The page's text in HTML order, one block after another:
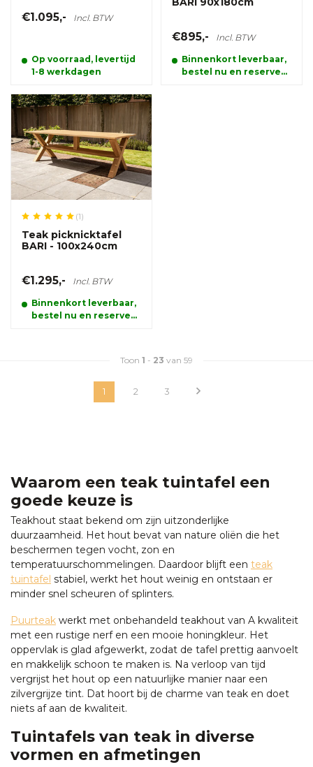
€1.095,- Incl. BTW
Op voorraad, levertijd
1-8 werkdagen
€895,- Incl. BTW
Binnenkort leverbaar,
bestel nu en reserveer
(1)
Teak picknicktafel
BARI - 100x240cm
€1.295,- Incl. BTW
Binnenkort leverbaar,
bestel nu en reserveer
Toon 1 - 23 van 59
1 2 3
Waarom een teak tuintafel een
goede keuze is
Teakhout staat bekend om zijn uitzonderlijke
duurzaamheid. Het hout bevat van nature oliën die het
beschermen tegen vocht, zon en
temperatuurschommelingen. Daardoor blijft een teak
tuintafel stabiel, werkt het hout weinig en ontstaan er
minder snel scheuren of splinters.
Puurteak werkt met onbehandeld teakhout van A kwaliteit
met een rustige nerf en een mooie honingkleur. Het
oppervlak is glad afgewerkt, zodat de tafel prettig aanvoelt
en makkelijk schoon te maken is. Na verloop van tijd
vergrijst het hout op een natuurlijke manier naar een
zilvergrijze tint. Dat hoort bij de charme van teak en doet
niets af aan de kwaliteit.
Tuintafels van teak in diverse
vormen en afmetingen